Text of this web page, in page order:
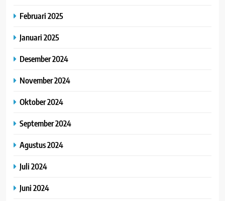
Februari 2025
Januari 2025
Desember 2024
November 2024
Oktober 2024
September 2024
Agustus 2024
Juli 2024
Juni 2024